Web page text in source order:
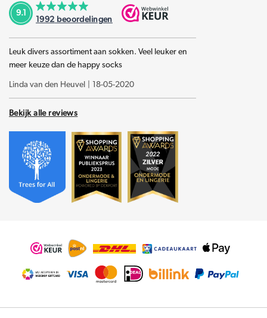
9.1
1992 beoordelingen
Leuk divers assortiment aan sokken. Veel leuker en
meer keuze dan de happy socks
Linda van den Heuvel 18-05-2020
Bekijk alle reviews